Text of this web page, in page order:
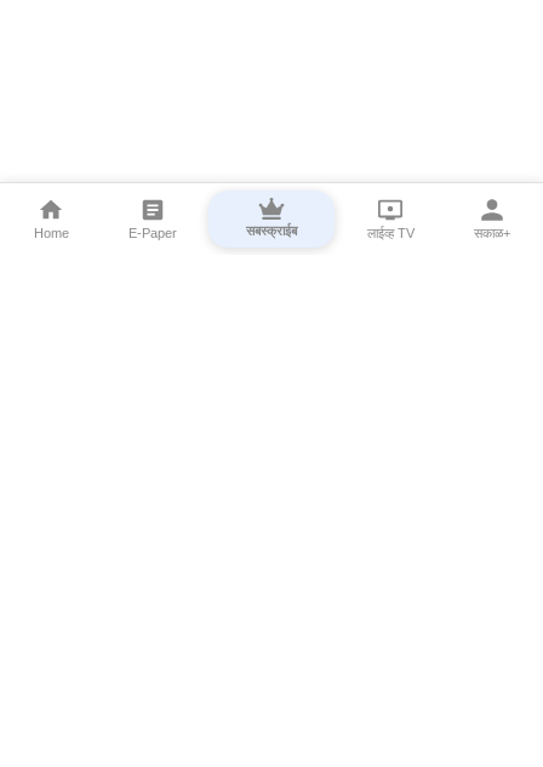
Home E-Paper सबस्क्राईब लाईव्ह TV सकाळ+